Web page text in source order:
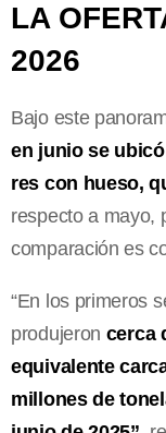
LA
2026
Bajo este
en junio se
res con hueso,
respecto a mayo,
comparación es
“En los primeros
produjeron cerca
equivalente
millones de